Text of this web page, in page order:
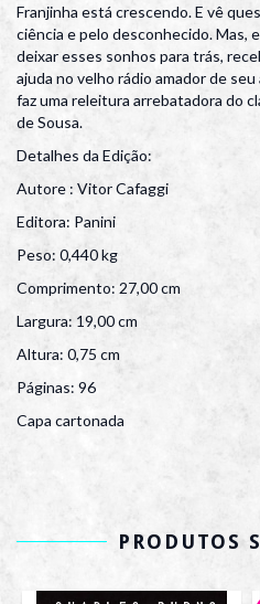
Franjinha está crescendo. E vê
ciência e pelo desconhecido. Mas,
deixar esses sonhos para trás,
ajuda no velho rádio amador de
faz uma releitura arrebatadora do
de Sousa.
Detalhes da Edição:
Autore : Vitor Cafaggi
Editora: Panini
Peso: 0,440 kg
Comprimento: 27,00 cm
Largura: 19,00 cm
Altura: 0,75 cm
Páginas: 96
Capa cartonada
PRODUTOS